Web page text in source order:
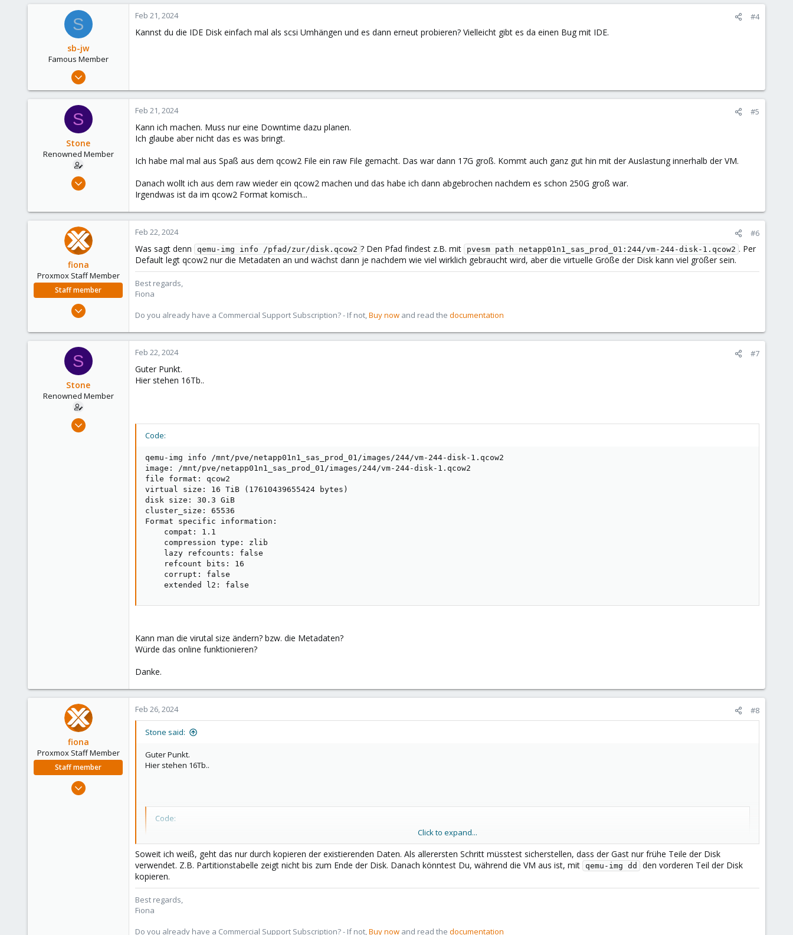
S
sb-jw
Famous Member
Jan 23, 2018
302
Feb 21, 2024 #4
Kannst du die IDE Disk einfach mal als scsi Umhängen und es dann erneut probieren? Vielleicht gibt es da einen Bug mit IDE.
S
Stone
Renowned Member
Nov 18, 2016
73
Feb 21, 2024 #5
Kann ich machen. Muss nur eine Downtime dazu planen.
Ich glaube aber nicht das es was bringt.
Ich habe mal mal aus Spaß aus dem qcow2 File ein raw File gemacht. Das war dann 17G groß. Kommt auch ganz gut hin mit der Auslastung innerhalb der VM.
Danach wollt ich aus dem raw wieder ein qcow2 machen und das habe ich dann abgebrochen nachdem es schon 250G groß war.
Irgendwas ist da im qcow2 Format komisch...
fiona
Proxmox Staff Member
Staff member
Aug 1, 2019
2,285
Feb 22, 2024 #6
Was sagt denn qemu-img info /pfad/zur/disk.qcow2 ? Den Pfad findest z.B. mit pvesm path netapp01n1_sas_prod_01:244/vm-244-disk-1.qcow2 . Per
Default legt qcow2 nur die Metadaten an und wächst dann je nachdem wie viel wirklich gebraucht wird, aber die virtuelle Größe der Disk kann viel größer sein.
Best regards,
Fiona
Do you already have a Commercial Support Subscription? - If not,Buy now and read the documentation
S
Stone
Renowned Member
Nov 18, 2016
Feb 22, 2024 #7
Guter Punkt.
Hier stehen 16Tb..
Code:
qemu-img info /mnt/pve/netapp01n1_sas_prod_01/images/244/vm-244-disk-1.qcow2
image: /mnt/pve/netapp01n1_sas_prod_01/images/244/vm-244-disk-1.qcow2
file format: qcow2
virtual size: 16 TiB (17610439655424 bytes)
disk size: 30.3 GiB
cluster_size: 65536
Format specific information:
    compat: 1.1
    compression type: zlib
    lazy refcounts: false
    refcount bits: 16
    corrupt: false
    extended l2: false
Kann man die virutal size ändern? bzw. die Metadaten?
Würde das online funktionieren?
Danke.
fiona
Proxmox Staff Member
Staff member
Aug 1, 2019
Feb 26, 2024 #8
Stone said:
Guter Punkt.
Hier stehen 16Tb..
Code:
qemu-img info /mnt/pve/netapp01n1_sas_prod_01/images/244/vm-244-disk-1.qcow2
image: /mnt/pve/netapp01n1_sas_prod_01/images/244/vm-244-disk-1.qcow2
file format: qcow2
virtual size: 16 TiB (17610439655424 bytes)
disk size: 30.3 GiB
Format specific information:
Click to expand...
Soweit ich weiß, geht das nur durch kopieren der existierenden Daten. Als allerersten Schritt müsstest sicherstellen, dass der Gast nur frühe Teile der Disk
verwendet. Z.B. Partitionstabelle zeigt nicht bis zum Ende der Disk. Danach könntest Du, während die VM aus ist, mit
qemu-img dd
den vorderen Teil der Disk
kopieren.
Best regards,
Fiona
Do you already have a Commercial Support Subscription? - If not,Buy now and read the documentation